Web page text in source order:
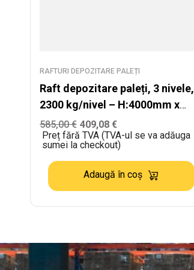
RAFTURI DEPOZITARE PALEȚI
Raft depozitare paleți, 3 nivele,
2300 kg/nivel – H:4000mm x
L:3870mm x W:1100mm
585,00€ 409,08 €
Preț fără TVA (TVA-ul se va adăuga
sumei la checkout)
Adaugă în coș